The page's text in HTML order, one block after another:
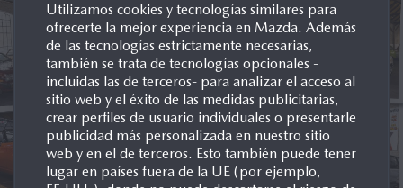
Utilizamos cookies y tecnologías similares para
ofrecerte la mejor experiencia en Mazda. Además
de las tecnologías estrictamente necesarias,
también se trata de tecnologías opcionales -
incluidas las de terceros- para analizar el acceso al
sitio web y el éxito de las medidas publicitarias,
crear perfiles de usuario individuales o presentarle
publicidad más personalizada en nuestro sitio
web y en el de terceros. Esto también puede tener
lugar en países fuera de la UE (por ejemplo,